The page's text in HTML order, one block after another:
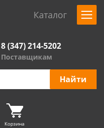
Каталог
8 (347) 214-5202
Поставщикам
Корзина